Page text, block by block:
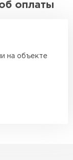
оплаты
на объекте